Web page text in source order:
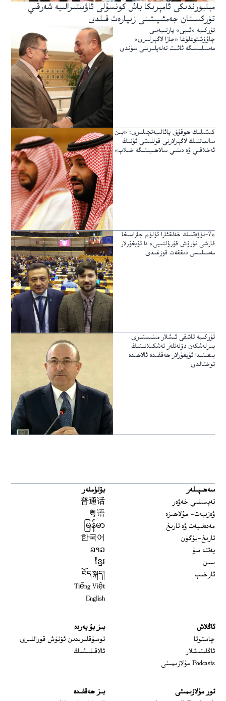
مېلبورندىكى ئامېرىكا باش كونسۇلى ئاۋستىرالىيە شەرقىي
تۈركسىتان جەمئىيىتىنى زىيارەت قىلدى
تۈركىيە «ئىيى» پارتىيەسى
چاۋۇشئوغلۇغا «جازا لاگېرلىرى»
مەسىلىسىگە ئائىت تەلەپلىرىنى سۇندى
كىشىلىك ھوقۇق پائالىيەتچىلىرى: «بىن
سالماننىڭ لاگېرلارنى قوللىشى ئۇنىڭ
ئەخلاقىي ۋە دىنىي سالاھىيىتىگە خىلاپ»
«7-نۆۋەتلىك خەلقئارا ئۆلۈم جازاسىغا
قارشى تۇرۇش قۇرۇلتىيى» دا ئۇيغۇرلار
مەسىلىسى دىققەت قوزغىدى
تۈركىيە تاشقى ئىشلار مىنىستىرى
بىرلەشكەن دۆلەتلەر تەشكىلاتىنىڭ
يىغىنىدا ئۇيغۇرلار ھەققىدە ئالاھىدە
توختالدى
سەھىپىلەر
تەپسىلىي خەۋەر
ۋەزىيەت- مۇلاھىزە
مەدەنىيەت ۋە تارىخ
تارىخ-بۈگۈن
يەتتە سۇ
سىن
ئارخىپ
بۆلۈملەر
普通话
粤语
မြန်မာ
한국어
ລາວ
ខ្មែរ
བོད་སྐད།
Tiếng Việt
English
ئاڭلاش
چاستوتا
ئاڭلىتىشلار
Podcasts مۇلازىمىتى
بىز بۇ يەردە
توسۇقلىرىدىن ئۆتۈش قوراللىرى
ئالاقىلىشىڭ
تور مۇلازىمىتى
بىز ھەققىدە